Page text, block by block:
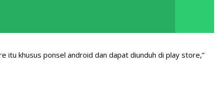
itu khusus ponsel android dan dapat diunduh di play store,”